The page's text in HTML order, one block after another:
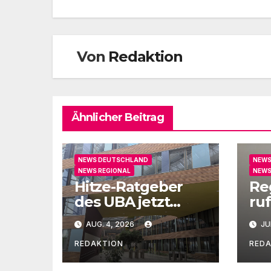
Von Redaktion
Ähnlicher Beitrag
NEWS DEUTSCHLAND
NEWS REGIONAL
Hitze-Ratgeber
des UBA jetzt
auch in Leichter
Sprache
AUG. 4, 2026
REDAKTION